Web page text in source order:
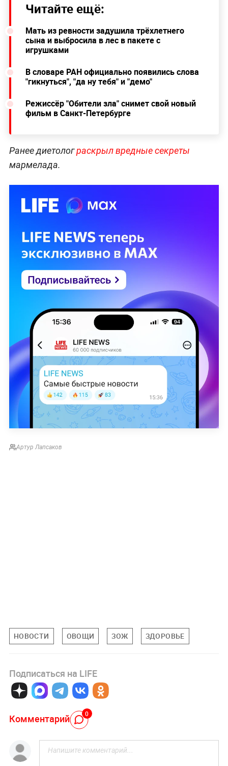
Читайте ещё:
Мать из ревности задушила трёхлетнего
сына и выбросила в лес в пакете с
игрушками
В словаре РАН официально появились слова
"гикнуться", "да ну тебя" и "демо"
Режиссёр "Обители зла" снимет свой новый
фильм в Санкт-Петербурге
Ранее диетолограскрыл вредные секреты
мармелада.
Артур Лапсаков
НОВОСТИ ОВОЩИ ЗОЖ ЗДОРОВЬЕ
Подписаться на LIFE
Комментарий 0